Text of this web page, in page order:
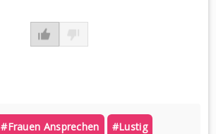
#frauen Ansprechen #lustig